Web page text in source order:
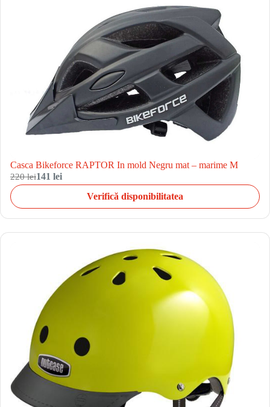
Casca Bikeforce RAPTOR In mold Negru mat – marime M
220 lei141 lei
Verifică disponibilitatea